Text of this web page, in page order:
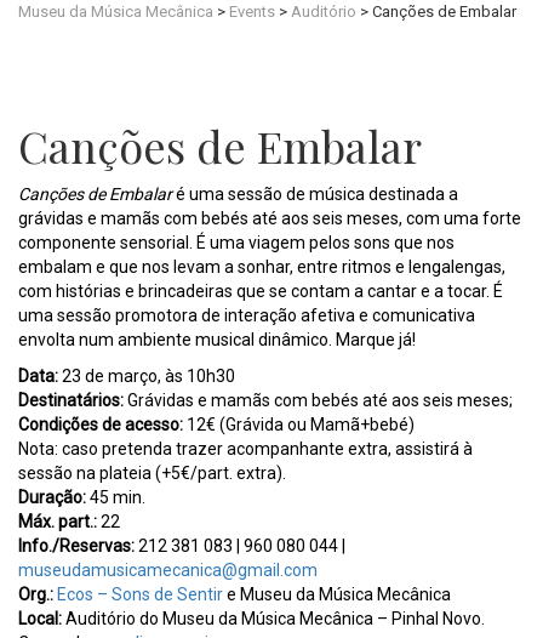
Museu da Música Mecânica > Events > Auditório > Canções de Embalar
Canções de Embalar
Canções de Embalaré uma sessão de música destinada a
grávidas e mamãs com bebés até aos seis meses, com uma forte
componente sensorial. É uma viagem pelos sons que nos
embalam e que nos levam a sonhar, entre ritmos e lengalengas,
com histórias e brincadeiras que se contam a cantar e a tocar. É
uma sessão promotora de interação afetiva e comunicativa
envolta num ambiente musical dinâmico. Marque já!
Data:23 de março, às 10h30
Destinatários:Grávidas e mamãs com bebés até aos seis meses;
Condições de acesso: 12€ (Grávida ou Mamã+bebé)
Nota: caso pretenda trazer acompanhante extra, assistirá à
sessão na plateia (+5€/part. extra).
Duração:45 min.
Máx. part.:22
Info./Reservas:212 381 083 | 960 080 044 |
museudamusicamecanica@gmail.com
Org.: Ecos – Sons de Sentire Museu da Música Mecânica
Local:Auditório do Museu da Música Mecânica – Pinhal Novo.